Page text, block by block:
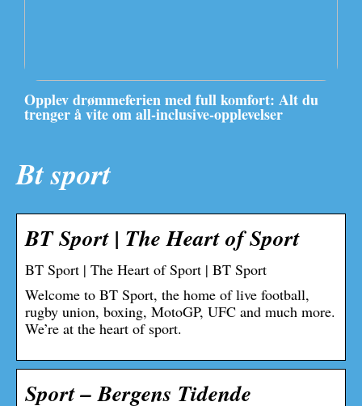
Opplev drømmeferien med full komfort: Alt du
trenger å vite om all-inclusive-opplevelser
Bt sport
BT Sport | The Heart of Sport
BT Sport | The Heart of Sport | BT Sport
Welcome to BT Sport, the home of live football,
rugby union, boxing, MotoGP, UFC and much more.
We’re at the heart of sport.
Sport – Bergens Tidende